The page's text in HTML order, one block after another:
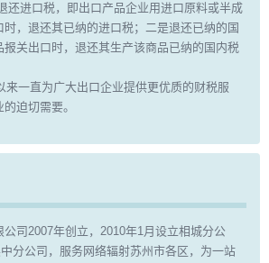
还进口税，即出口产品企业用进口原料或半成
，退还其已纳的进口税；二是退还已纳的国
报关出口时，退还其生产该商品已纳的国内税
来一直为广大出口企业提供更优质的财税服
迫切需要。
司2007年创立，2010年1月设立相城分公
分公司，服务网络辐射苏州市各区，为一站